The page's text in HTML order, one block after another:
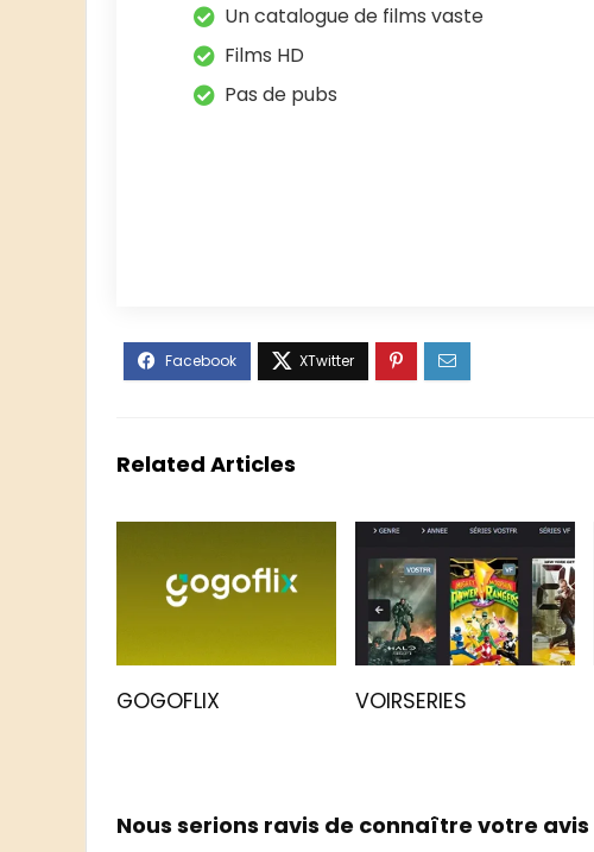
Un catalogue de films vaste
Films HD
Pas de pubs
Related Articles
GOGOFLIX VOIRSERIES
Nous serions ravis de connaître votre avis